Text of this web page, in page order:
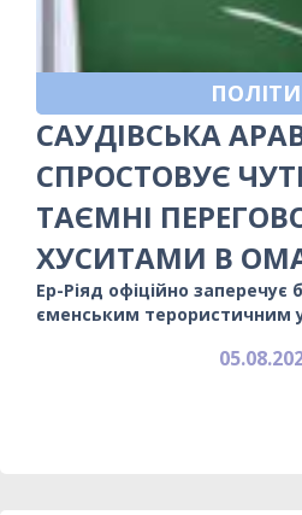
САУДІВСЬКА
СПРОСТОВУЄ
ТАЄМНІ
ХУСИТАМИ В
Ер-Ріяд офіційно заперечує
єменським терористичним